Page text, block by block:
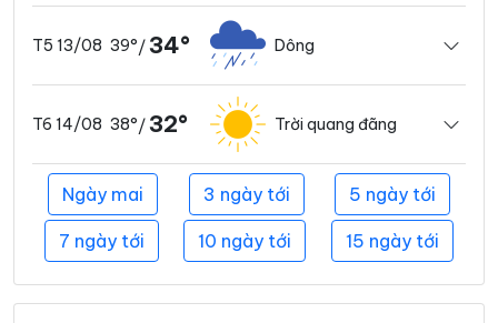
T5 13/08 39°/ 34° Dông
T6 14/08 38°/ 32° Trời quang đãng
Ngày mai 3 ngày tới 5 ngày tới
7 ngày tới 10 ngày tới 15 ngày tới